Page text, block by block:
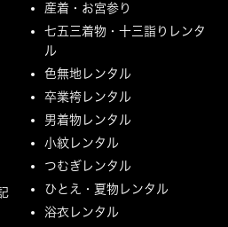
産着・お宮参り
七五三着物・十三詣りレンタ
ル
色無地レンタル
卒業袴レンタル
男着物レンタル
小紋レンタル
つむぎレンタル
ひとえ・夏物レンタル
浴衣レンタル